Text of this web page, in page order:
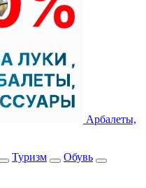
Арбалеты,
Туризм
Обувь